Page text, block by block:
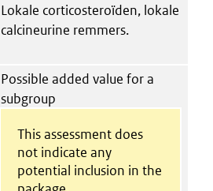
Lokale corticosteroïden, lokale
calcineurine remmers.
Possible added value for a
subgroup
This assessment does
not indicate any
potential inclusion in the